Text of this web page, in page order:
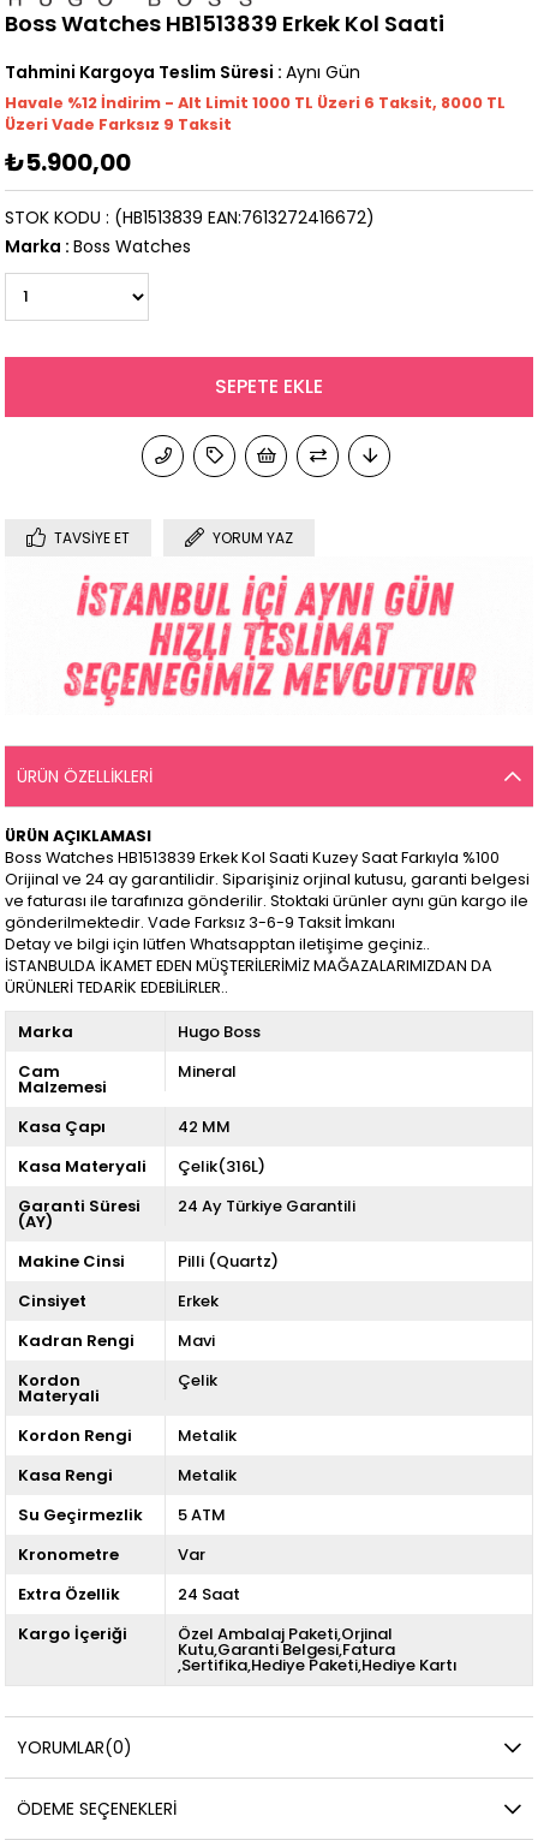
Boss Watches HB1513839 Erkek Kol Saati
Tahmini Kargoya Teslim Süresi : Aynı Gün
Havale %12 İndirim - Alt Limit 1000 TL Üzeri 6 Taksit, 8000 TL
Üzeri Vade Farksız 9 Taksit
₺5.900,00
(HB1513839 EAN:7613272416672)
STOK KODU
Marka : Boss Watches
TAVSIYE ET YORUM YAZ
ÜRÜN ÖZELLIKLERI
ÜRÜN AÇIKLAMASI
Boss Watches HB1513839 Erkek Kol Saati Kuzey Saat Farkıyla %100
Orijinal ve 24 ay garantilidir. Siparişiniz orjinal kutusu, garanti belgesi
ve faturası ile tarafınıza gönderilir. Stoktaki ürünler aynı gün kargo ile
gönderilmektedir. Vade Farksız 3-6-9 Taksit İmkanı
Detay ve bilgi için lütfen Whatsapptan iletişime geçiniz..
İSTANBULDA İKAMET EDEN MÜŞTERİLERİMİZ MAĞAZALARIMIZDAN DA
ÜRÜNLERİ TEDARİK EDEBİLİRLER..
Marka
Hugo Boss
Cam
Malzemesi
Mineral
Kasa Çapı
42 MM
Kasa Materyali
Çelik(316L)
Garanti Süresi
(AY)
24 Ay Türkiye Garantili
Makine Cinsi
Pilli (Quartz)
Cinsiyet
Erkek
Kadran Rengi
Mavi
Kordon
Materyali
Çelik
Kordon Rengi
Metalik
Kasa Rengi
Metalik
Su Geçirmezlik
5 ATM
Kronometre
Var
Extra Özellik
24 Saat
Kargo İçeriği
Özel Ambalaj Paketi,Orjinal
Kutu,Garanti Belgesi,Fatura
,Sertifika,Hediye Paketi,Hediye Kartı
YORUMLAR(0)
ÖDEME SEÇENEKLERI